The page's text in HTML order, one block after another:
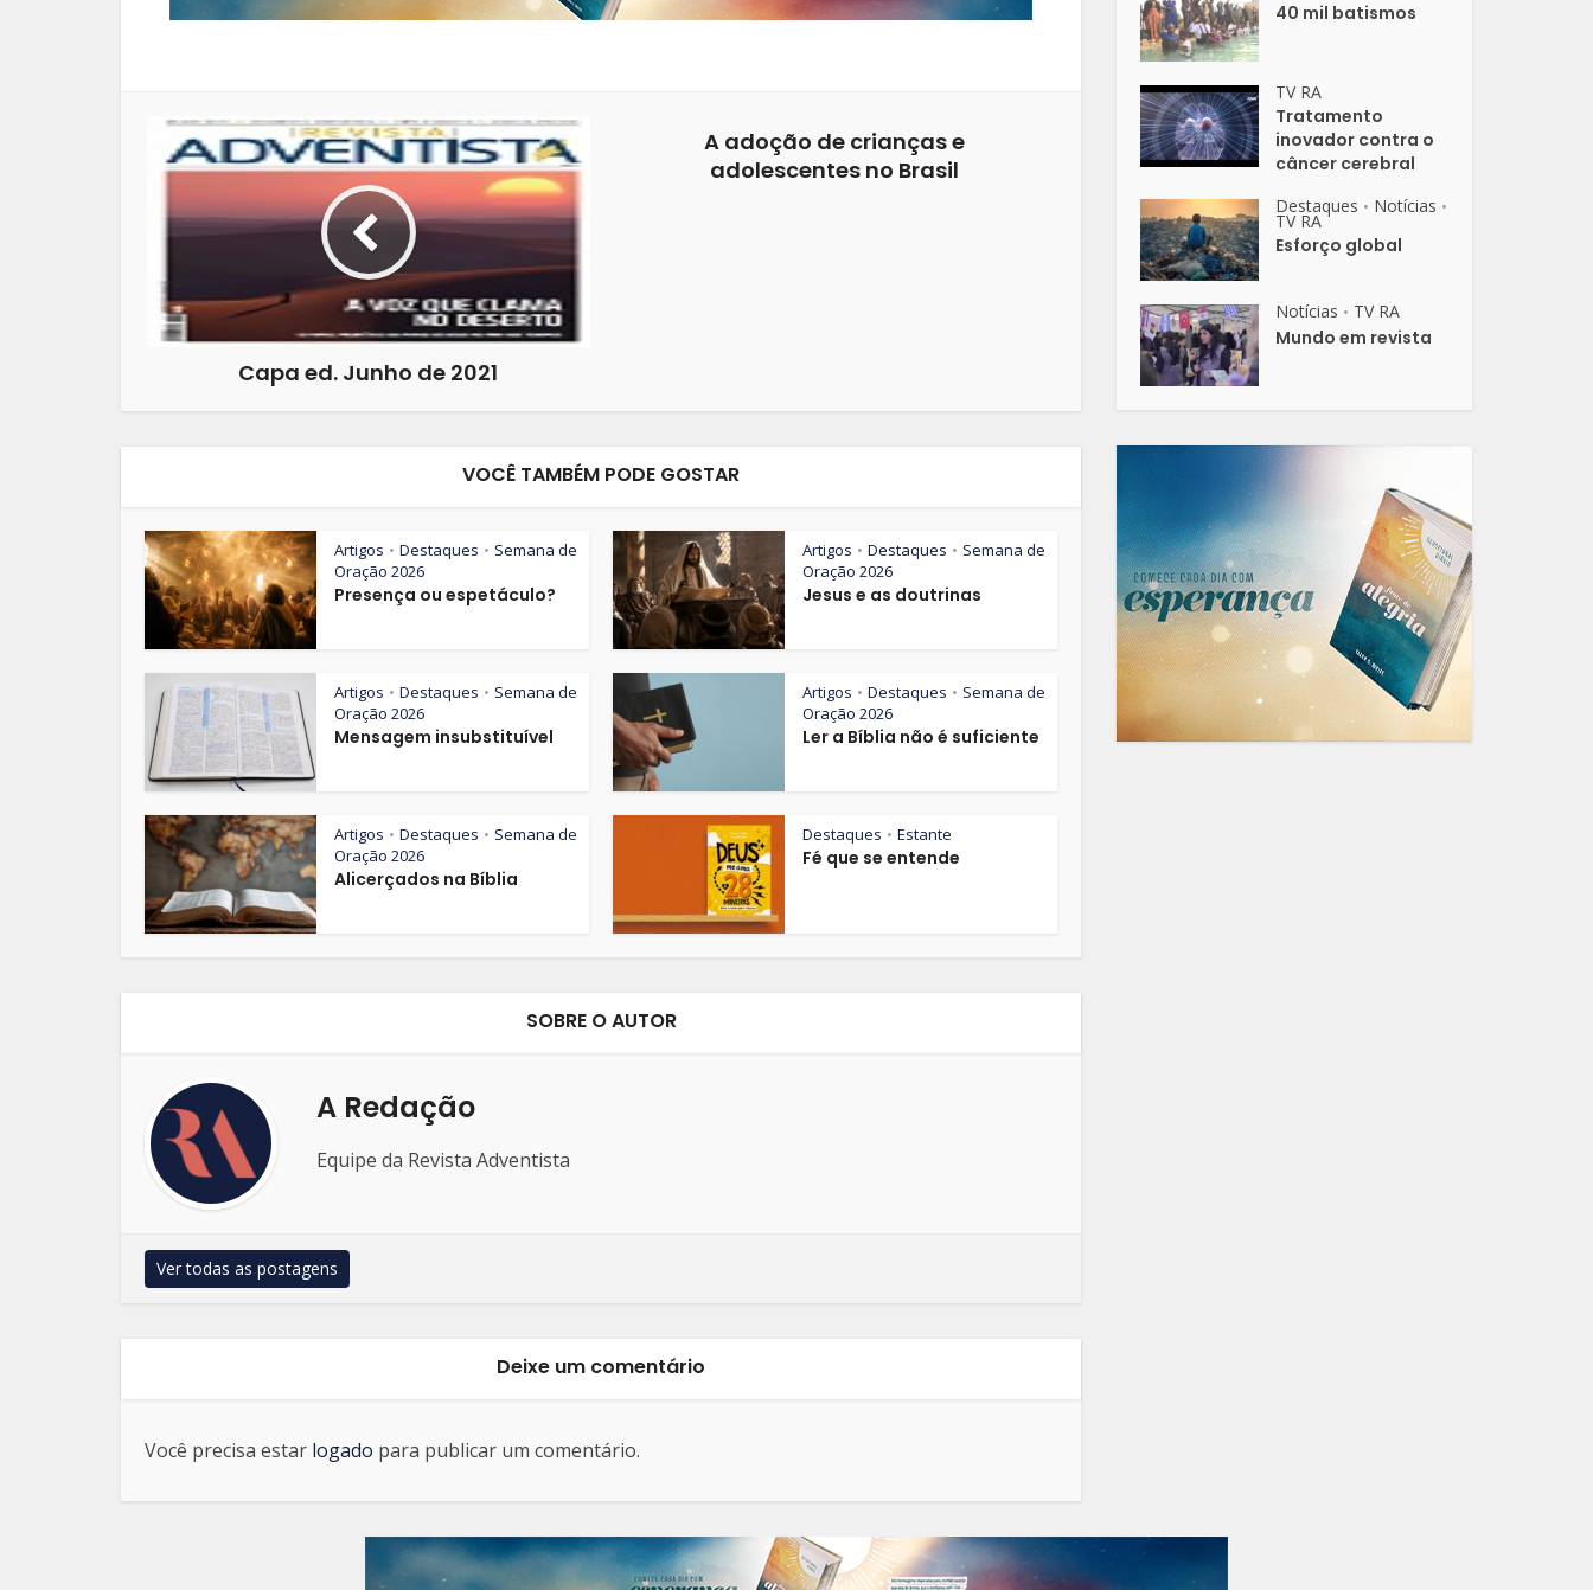
Capa ed. Junho de 2021
A adoção de crianças e
adolescentes no Brasil
VOCÊ TAMBÉM PODE GOSTAR
Artigos • Destaques • Semana de
Oração 2026
Presença ou espetáculo?
Artigos • Destaques • Semana de
Oração 2026
Jesus e as doutrinas
Artigos • Destaques • Semana de
Oração 2026
Mensagem insubstituível
Artigos • Destaques • Semana de
Oração 2026
Ler a Bíblia não é suficiente
Artigos • Destaques • Semana de
Oração 2026
Alicerçados na Bíblia
Destaques • Estante
Fé que se entende
SOBRE O AUTOR
A Redação
Equipe da Revista Adventista
Ver todas as postagens
Deixe um comentário
Você precisa estar logado para publicar um comentário.
40 mil batismos
TV RA
Tratamento
inovador contra o
câncer cerebral
Destaques • Notícias •
TV RA
Esforço global
Notícias • TV RA
Mundo em revista